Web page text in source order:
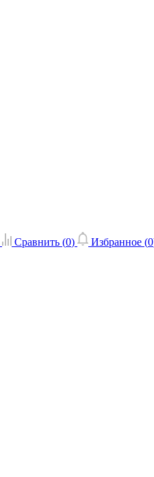
Сравнить (0) Избранное (0